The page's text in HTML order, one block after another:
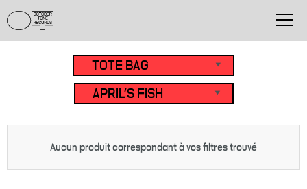
Aucun produit correspondant à vos filtres trouvé